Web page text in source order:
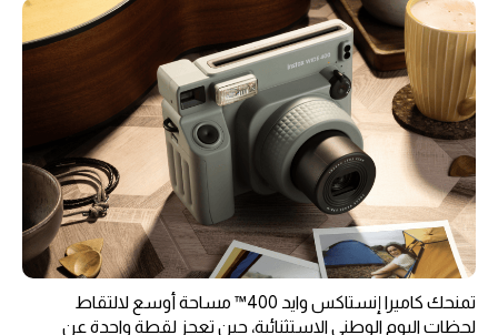
تمنحك كاميرا إنستاكس وايد 400™ مساحة أوسع لالتقاط
لحظات اليوم الوطني الاستثنائية، حين تعجز لقطة واحدة عن